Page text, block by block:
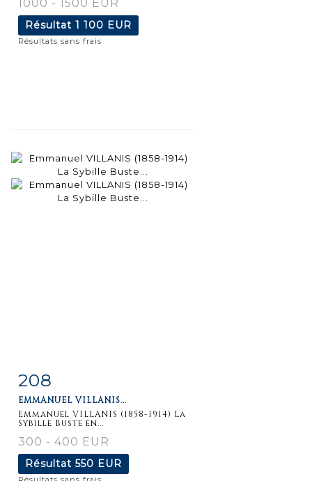
1000 - 1500 EUR
Résultat 1 100 EUR
Résultats sans frais
Fiche
208
EMMANUEL VILLANIS...
Emmanuel VILLANIS (1858-1914) La
Sybille Buste en...
300 - 400 EUR
Résultat 550 EUR